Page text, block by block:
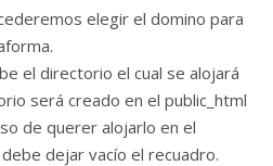
elegir el domino para
el directorio el cual se alojará
será creado en el public_html
de querer alojarlo en el
dejar vacío el recuadro.